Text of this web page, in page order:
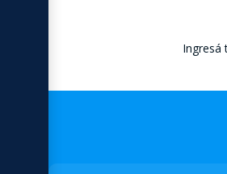
Ingresá